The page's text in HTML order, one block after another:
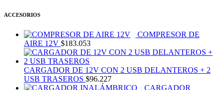
hasta
$329.198
variantes.
Las
opciones
se
pueden
elegir
en
ACCESORIOS
COMPRESOR DE
AIRE 12V $183.053
CARGADOR DE 12V CON 2 USB DELANTEROS + 2
USB TRASEROS $96.227
CARGADOR